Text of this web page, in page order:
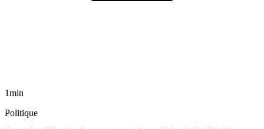
1min
Politique